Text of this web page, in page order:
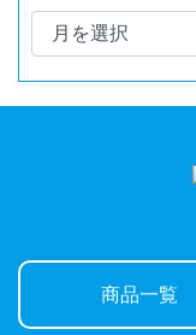
商品一覧